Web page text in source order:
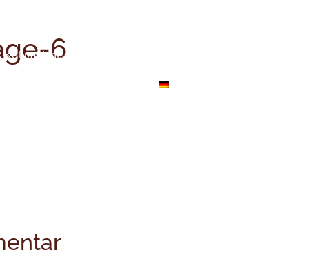
Kolumbianischer grüner Kaffee
6